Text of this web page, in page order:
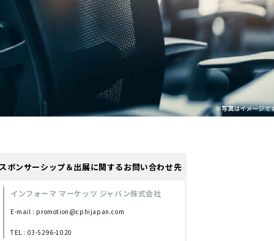
ポンサーシップ＆出展に関するお問い合わせ先
インフォーマ マーケッツ ジャパン株式会社
E-mail : promotion@cphijapan.com
TEL : 03-5296-1020